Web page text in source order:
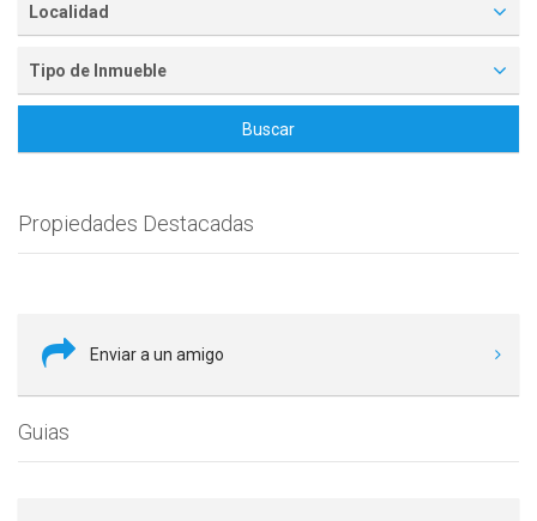
Localidad
Tipo de Inmueble
Buscar
Propiedades Destacadas
Enviar a un amigo
Guias